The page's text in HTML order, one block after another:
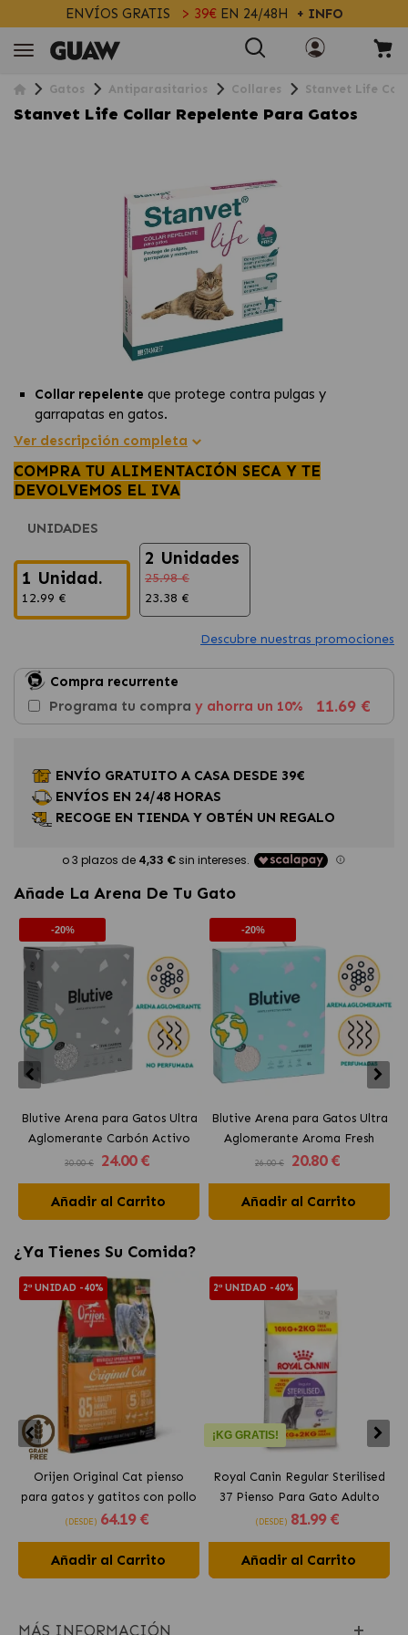
ENVÍOS GRATIS > 39€EN 24/48H + INFO
Gatos Antiparasitarios Collares Stanvet Life
Stanvet Life Collar Repelente Para Gatos
Collar repelente que protege contra pulgas y
garrapatas en gatos.
Acción prolongadapara mantener al peludo protegido
durante varias semanas.
Resistente al aguay cómodo, fácil de ajustar y
colocar.
Ver descripción completa
COMPRA TU ALIMENTACIÓN SECA Y TE
DEVOLVEMOS EL IVA
UNIDADES
1 Unidad.
12.99 €
2 Unidades
25.98 €
23.38 €
Descubre nuestras promociones
Compra recurrente
Programa tu compra y ahorra un 10% 11.69 €
ENVÍO GRATUITO A CASA DESDE 39€
ENVÍOS EN 24/48 HORAS
RECOGE EN TIENDA Y OBTÉN UN REGALO
Añade La Arena De Tu Gato
-20%
Blutive Arena para Gatos Ultra
Aglomerante Carbón Activo
30.00 € 24.00 €
Añadir al Carrito
-20%
Blutive Arena para Gatos Ultra
Aglomerante Aroma Fresh
26.00 € 20.80 €
Añadir al Carrito
¿Ya Tienes Su Comida?
2ª UNIDAD -40%
Orijen Original Cat pienso
para gatos y gatitos con pollo
(DESDE) 64.19 €
Añadir al Carrito
2ª UNIDAD -40%
¡KG GRATIS!
Royal Canin Regular Sterilised
37 Pienso Para Gato Adulto
Esterilizado
(DESDE) 81.99 €
Añadir al Carrito
MÁS INFORMACIÓN